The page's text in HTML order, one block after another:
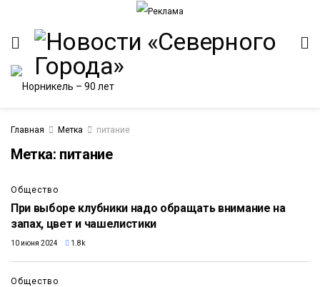
Главная Метка питание
Метка: питание
Общество
При выборе клубники надо обращать внимание на
запах, цвет и чашелистики
10 июня 2024 1.8k
Общество